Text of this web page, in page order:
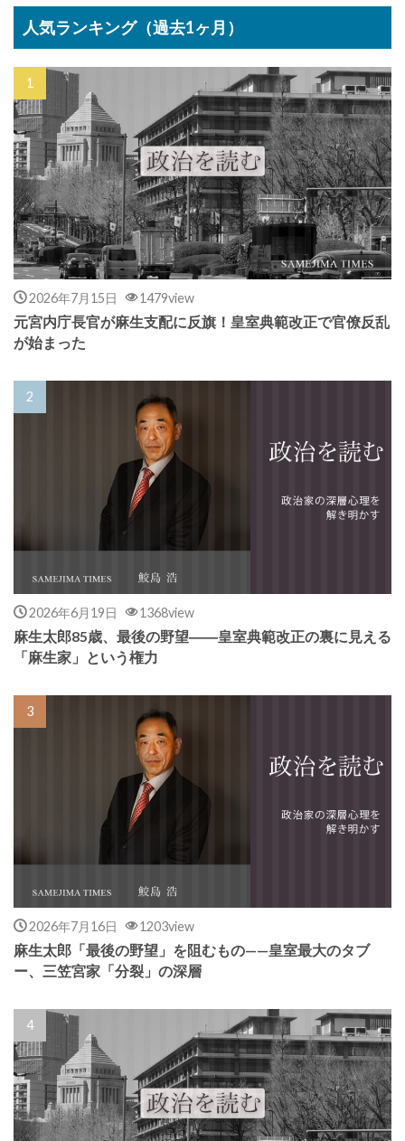
人気ランキング（過去1ヶ月）
2026年7月15日 1479view
元宮内庁長官が麻生支配に反旗！皇室典範改正で官僚反乱
が始まった
2026年6月19日 1368view
麻生太郎85歳、最後の野望――皇室典範改正の裏に見える
「麻生家」という権力
2026年7月16日 1203view
麻生太郎「最後の野望」を阻むもの——皇室最大のタブ
ー、三笠宮家「分裂」の深層